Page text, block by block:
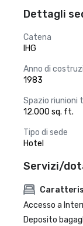
Dettagli
Catena
IHG
Anno di
1983
Spazio riunioni
12.000 sq. ft.
Tipo di sede
Hotel
Servizi/
Accesso a
Deposito